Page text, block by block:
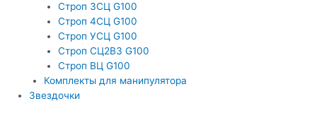
Строп 3СЦ G100
Строп 4СЦ G100
Строп УСЦ G100
Строп СЦ2ВЗ G100
Строп ВЦ G100
Комплекты для манипулятора
Звездочки